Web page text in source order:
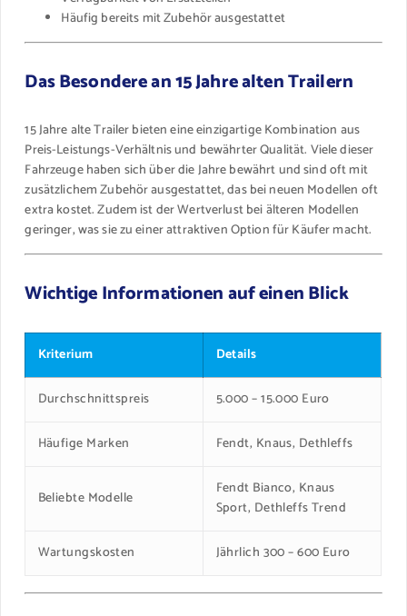
Häufig bereits mit Zubehör ausgestattet
Das Besondere an 15 Jahre alten Trailern
15 Jahre alte Trailer bieten eine einzigartige Kombination aus
Preis-Leistungs-Verhältnis und bewährter Qualität. Viele dieser
Fahrzeuge haben sich über die Jahre bewährt und sind oft mit
zusätzlichem Zubehör ausgestattet, das bei neuen Modellen oft
extra kostet. Zudem ist der Wertverlust bei älteren Modellen
geringer, was sie zu einer attraktiven Option für Käufer macht.
Wichtige Informationen auf einen Blick
Kriterium Details
Durchschnittspreis 5.000 – 15.000 Euro
Häufige Marken Fendt, Knaus, Dethleffs
Beliebte Modelle
Fendt Bianco, Knaus
Sport, Dethleffs Trend
Wartungskosten Jährlich 300 – 600 Euro